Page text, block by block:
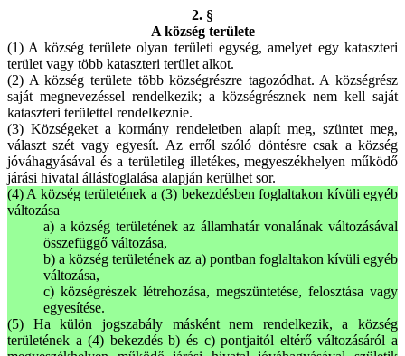
2. §
A község területe
(1) A község területe olyan területi egység, amelyet egy kataszteri
terület vagy több kataszteri terület alkot.
(2) A község területe több községrészre tagozódhat. A községrész
saját megnevezéssel rendelkezik; a községrésznek nem kell saját
kataszteri területtel rendelkeznie.
(3) Községeket a kormány rendeletben alapít meg, szüntet meg,
választ szét vagy egyesít. Az erről szóló döntésre csak a község
jóváhagyásával és a területileg illetékes, megyeszékhelyen működő
járási hivatal állásfoglalása alapján kerülhet sor.
(4) A község területének a (3) bekezdésben foglaltakon kívüli egyéb
változása
a) a község területének az államhatár vonalának változásával
összefüggő változása,
b) a község területének az a) pontban foglaltakon kívüli egyéb
változása,
c) községrészek létrehozása, megszüntetése, felosztása vagy
egyesítése.
(5) Ha külön jogszabály másként nem rendelkezik, a község
területének a (4) bekezdés b) és c) pontjaitól eltérő változásáról a